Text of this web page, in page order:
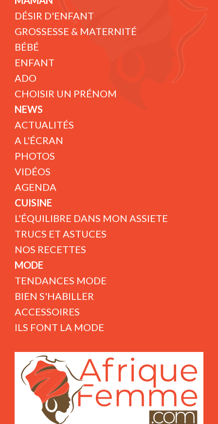
DÉSIR D'ENFANT
GROSSESSE & MATERNITÉ
BÉBÉ
ENFANT
ADO
CHOISIR UN PRÉNOM
NEWS
ACTUALITÉS
A L'ÉCRAN
PHOTOS
VIDÉOS
AGENDA
CUISINE
L'ÉQUILIBRE DANS MON ASSIETE
TRUCS ET ASTUCES
NOS RECETTES
MODE
TENDANCES MODE
BIEN S'HABILLER
ACCESSOIRES
ILS FONT LA MODE